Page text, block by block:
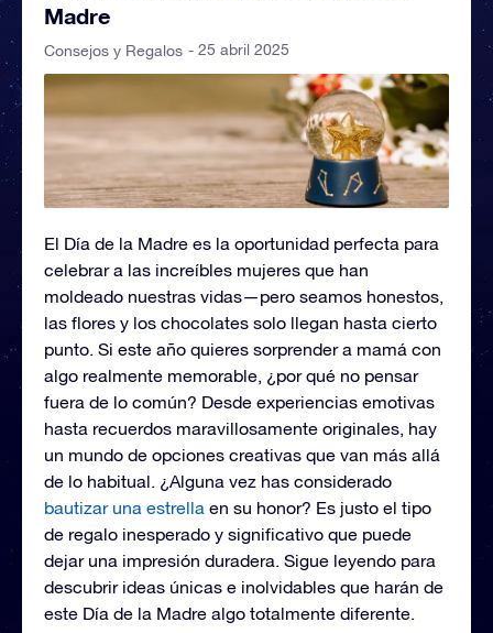
Madre
Consejos y Regalos - 25 abril 2025
El Día de la Madre es la oportunidad perfecta para
celebrar a las increíbles mujeres que han
moldeado nuestras vidas—pero seamos honestos,
las flores y los chocolates solo llegan hasta cierto
punto. Si este año quieres sorprender a mamá con
algo realmente memorable, ¿por qué no pensar
fuera de lo común? Desde experiencias emotivas
hasta recuerdos maravillosamente originales, hay
un mundo de opciones creativas que van más allá
de lo habitual. ¿Alguna vez has considerado
bautizar una estrella en su honor? Es justo el tipo
de regalo inesperado y significativo que puede
dejar una impresión duradera. Sigue leyendo para
descubrir ideas únicas e inolvidables que harán de
este Día de la Madre algo totalmente diferente.